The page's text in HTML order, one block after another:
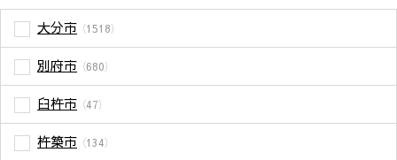
大分市 （1518）
別府市 （680）
臼杵市 （47）
杵築市 （134）